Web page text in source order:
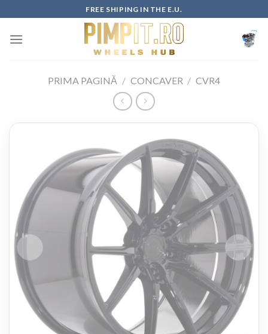
to
content
FREE SHIPING IN THE E.U.
PRIMA PAGINĂ / CONCAVER / CVR4